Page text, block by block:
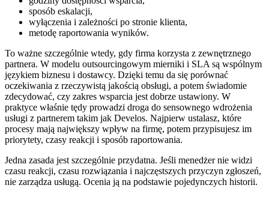
sposób eskalacji,
wyłączenia i zależności po stronie klienta,
metodę raportowania wyników.
To ważne szczególnie wtedy, gdy firma korzysta z zewnętrznego
partnera. W modelu outsourcingowym mierniki i SLA są wspólnym
językiem biznesu i dostawcy. Dzięki temu da się porównać
oczekiwania z rzeczywistą jakością obsługi, a potem świadomie
zdecydować, czy zakres wsparcia jest dobrze ustawiony. W
praktyce właśnie tędy prowadzi droga do sensownego wdrożenia
usługi z partnerem takim jak Develos. Najpierw ustalasz, które
procesy mają największy wpływ na firmę, potem przypisujesz im
priorytety, czasy reakcji i sposób raportowania.
Jedna zasada jest szczególnie przydatna. Jeśli menedżer nie widzi
czasu reakcji, czasu rozwiązania i najczęstszych przyczyn zgłoszeń,
nie zarządza usługą. Ocenia ją na podstawie pojedynczych historii.